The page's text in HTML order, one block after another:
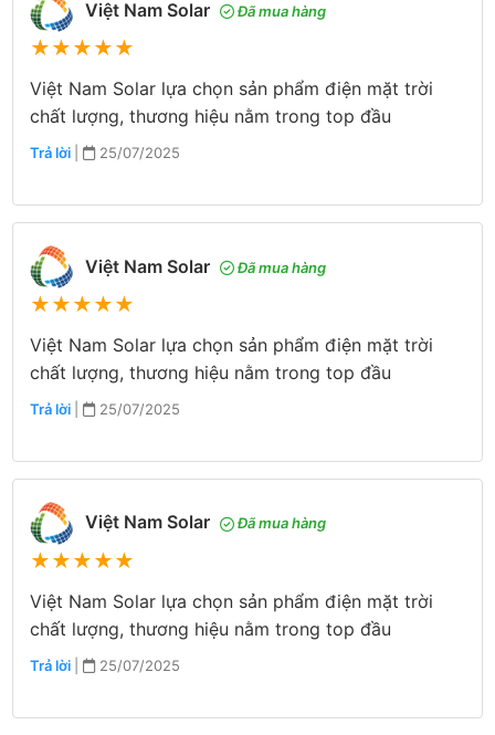
Việt Nam Solar Đã mua hàng
★★★★★
Việt Nam Solar lựa chọn sản phẩm điện mặt trời
chất lượng, thương hiệu nằm trong top đầu
Trả lời | 25/07/2025
Việt Nam Solar Đã mua hàng
★★★★★
Việt Nam Solar lựa chọn sản phẩm điện mặt trời
chất lượng, thương hiệu nằm trong top đầu
Trả lời | 25/07/2025
Việt Nam Solar Đã mua hàng
★★★★★
Việt Nam Solar lựa chọn sản phẩm điện mặt trời
chất lượng, thương hiệu nằm trong top đầu
Trả lời | 25/07/2025